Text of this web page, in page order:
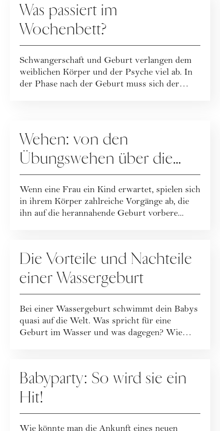
Was passiert im
Wochenbett?
Schwangerschaft und Geburt verlangen dem
weiblichen Körper und der Psyche viel ab. In
der Phase nach der Geburt muss sich der
Wehen: von den
Übungswehen über die
Vorwehen bis hin zu den
Presswehen
Wenn eine Frau ein Kind erwartet, spielen sich
in ihrem Körper zahlreiche Vorgänge ab, die
ihn auf die herannahende Geburt vorbere...
Die Vorteile und Nachteile
einer Wassergeburt
Bei einer Wassergeburt schwimmt dein Babys
quasi auf die Welt. Was spricht für eine
Geburt im Wasser und was dagegen? Wie
Babyparty: So wird sie ein
Hit!